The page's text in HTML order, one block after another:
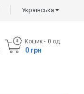
Українська
Кошик 0 од.
- 0 грн